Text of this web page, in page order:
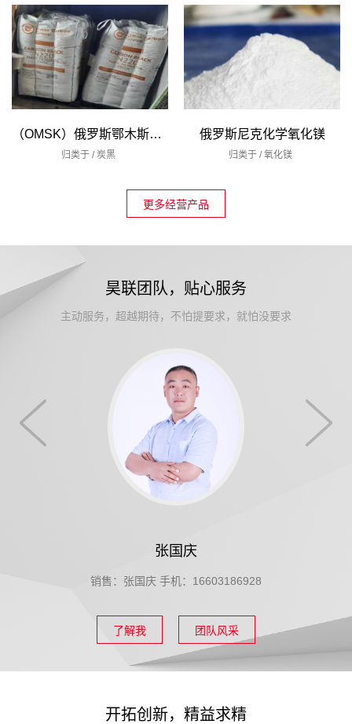
（OMSK）俄罗斯鄂木斯克炭黑
归类于 / 炭黑
俄罗斯尼克化学氧化镁
归类于 / 氧化镁
更多经营产品
昊联团队，贴心服务
主动服务，超越期待，不怕提要求，就怕没要求
张国庆
销售：张国庆 手机：16603186928
了解我 团队风采
开拓创新，精益求精